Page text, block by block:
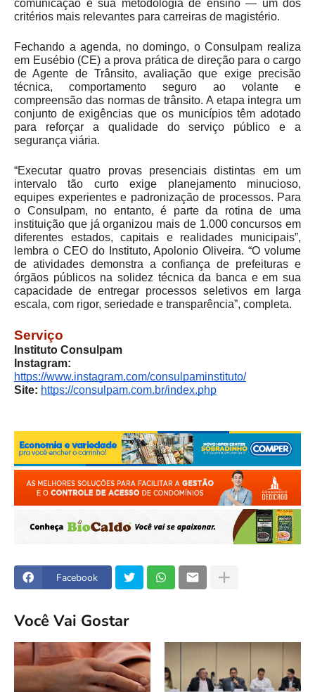
comunicação e sua metodologia de ensino — um dos
critérios mais relevantes para carreiras de magistério.
Fechando a agenda, no domingo, o Consulpam realiza
em Eusébio (CE) a prova prática de direção para o cargo
de Agente de Trânsito, avaliação que exige precisão
técnica, comportamento seguro ao volante e
compreensão das normas de trânsito. A etapa integra um
conjunto de exigências que os municípios têm adotado
para reforçar a qualidade do serviço público e a
segurança viária.
“Executar quatro provas presenciais distintas em um
intervalo tão curto exige planejamento minucioso,
equipes experientes e padronização de processos. Para
o Consulpam, no entanto, é parte da rotina de uma
instituição que já organizou mais de 1.000 concursos em
diferentes estados, capitais e realidades municipais”,
lembra o CEO do Instituto, Apolonio Oliveira. “O volume
de atividades demonstra a confiança de prefeituras e
órgãos públicos na solidez técnica da banca e em sua
capacidade de entregar processos seletivos em larga
escala, com rigor, seriedade e transparência”, completa.
Serviço
Instituto Consulpam
Instagram:
https://www.instagram.com/consulpaminstituto/
Site: https://consulpam.com.br/index.php
Facebook
Você Vai Gostar